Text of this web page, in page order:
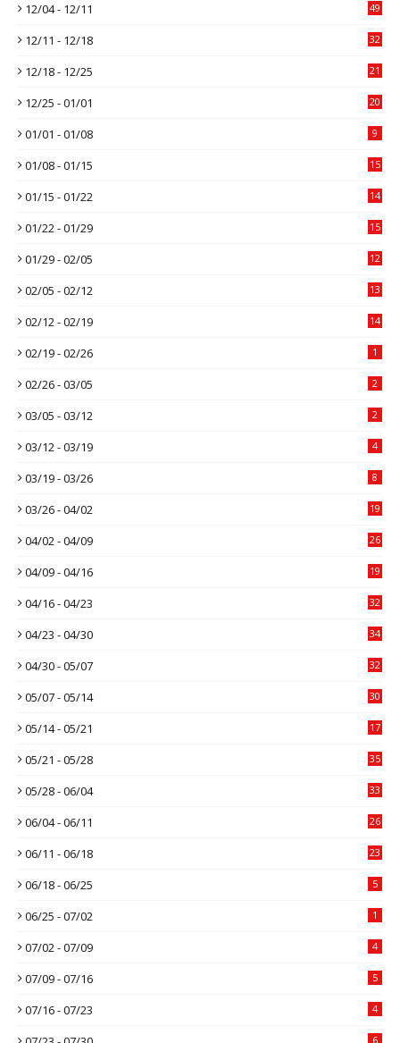
12/04 - 12/11 49
12/11 - 12/18 32
12/18 - 12/25 21
12/25 - 01/01 20
01/01 - 01/08 9
01/08 - 01/15 15
01/15 - 01/22 14
01/22 - 01/29 15
01/29 - 02/05 12
02/05 - 02/12 13
02/12 - 02/19 14
02/19 - 02/26 1
02/26 - 03/05 2
03/05 - 03/12 2
03/12 - 03/19 4
03/19 - 03/26 8
03/26 - 04/02 19
04/02 - 04/09 26
04/09 - 04/16 19
04/16 - 04/23 32
04/23 - 04/30 34
04/30 - 05/07 32
05/07 - 05/14 30
05/14 - 05/21 17
05/21 - 05/28 35
05/28 - 06/04 33
06/04 - 06/11 26
06/11 - 06/18 23
06/18 - 06/25 5
06/25 - 07/02 1
07/02 - 07/09 4
07/09 - 07/16 5
07/16 - 07/23 4
6